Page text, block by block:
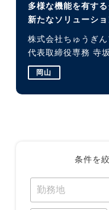
多様な機能を有す
新たなソリューショ
株式会社ちゅうぎ
代表取締役専務 寺
岡山
条件を